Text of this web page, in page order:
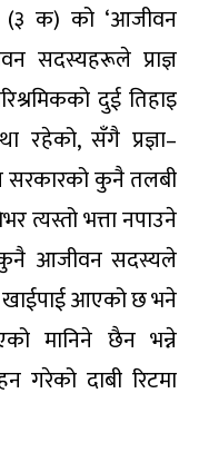
(३ क) को ‘आजीवन
सदस्यहरूले प्राज्ञ
दुई तिहाइ
रहेको, सँगै प्रज्ञा–
सरकारको कुनै तलबी
त्यस्तो भत्ता नपाउने
कुनै आजीवन सदस्यले
खाईपाई आएको छ भने
मानिने छैन भन्ने
गरेको दाबी रिटमा